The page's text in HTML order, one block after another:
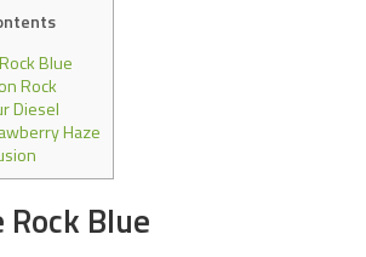
Blue
Rock
Diesel
Haze
Rock Blue